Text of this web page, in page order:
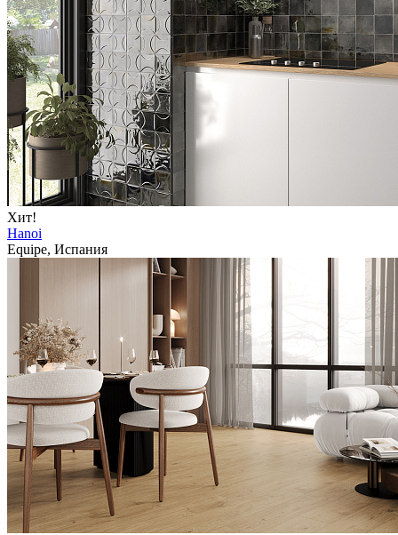
Хит!
Hanoi
Equipe, Испания